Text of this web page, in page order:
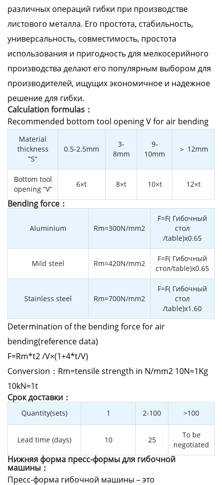
различных операций гибки при производстве
листового металла. Его простота, стабильность,
универсальность, совместимость, простота
использования и пригодность для мелкосерийного
производства делают его популярным выбором для
производителей, ищущих экономичное и надежное
решение для гибки.
Calculation formulas：
Recommended bottom tool opening V for air bending
Material
thickness
“S”
0.5-2.5mm
3-
8mm
9-
10mm
＞ 12mm
Bottom tool
opening “V”
6×t 8×t 10×t 12×t
Bending force：
Aluminium Rm=300N/mm2
F=F( Гибочный
стол
/table)x0.65
Mild steel Rm=420N/mm2
F=F( Гибочный
стол/table)x0.65
Stainless steel Rm=700N/mm2
F=F( Гибочный
стол
/table)x1.60
Determination of the bending force for air
bending(reference data)
F=Rm*t2 /V×(1+4*t/V)
Conversion：Rm=tensile strength in N/mm2 10N≈1Kg
10kN≈1t
Cрок доставки：
Quantity(sets) 1 2-100 >100
Lead time (days) 10 25
To be
negotiated
Нижняя форма пресс-формы для гибочной
машины：
Пресс-форма гибочной машины – это